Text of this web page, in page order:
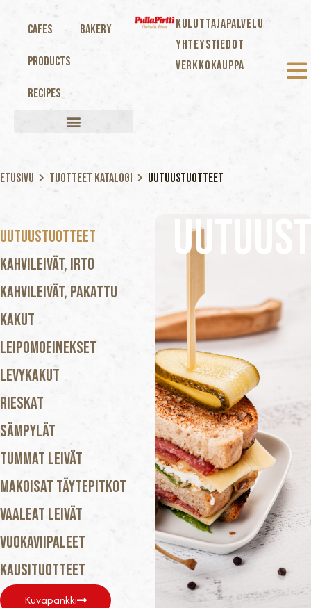
Cafes Bakery
Products
Recipes
KULUTTAJAPALVELU
YHTEYSTIEDOT
VERKKOKAUPPA
Etusivu Tuotteet katalogi Uutuustuotteet
Uutuustuotteet
Kahvileivät, Irto
Kahvileivät, Pakattu
Kakut
Leipomoeinekset
Levykakut
Rieskat
Sämpylät
Tummat Leivät
Makoisat Täytepitkot
Vaaleat Leivät
Vuokaviipaleet
Kausituotteet
Kuvapankki